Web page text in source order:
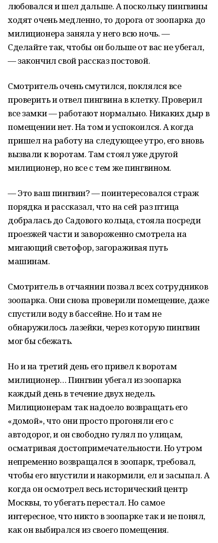
любовался и шел дальше. А поскольку пингвины
ходят очень медленно, то дорога от зоопарка до
милиционера заняла у него всю ночь. —
Сделайте так, чтобы он больше от вас не убегал,
— закончил свой рассказ постовой.
Смотритель очень смутился, поклялся все
проверить и отвел пингвина в клетку. Проверил
все замки — работают нормально. Никаких дыр в
помещении нет. На том и успокоился. А когда
пришел на работу на следующее утро, его вновь
вызвали к воротам. Там стоял уже другой
милиционер, но все с тем же пингвином.
— Это ваш пингвин? — поинтересовался страж
порядка и рассказал, что на сей раз птица
добралась до Садового кольца, стояла посреди
проезжей части и завороженно смотрела на
мигающий светофор, загораживая путь
машинам.
Смотритель в отчаянии позвал всех сотрудников
зоопарка. Они снова проверили помещение, даже
спустили воду в бассейне. Но и там не
обнаружилось лазейки, через которую пингвин
мог бы сбежать.
Но и на третий день его привел к воротам
милиционер… Пингвин убегал из зоопарка
каждый день в течение двух недель.
Милиционерам так надоело возвращать его
«домой», что они просто прогоняли его с
автодорог, и он свободно гулял по улицам,
осматривая достопримечательности. Но утром
непременно возвращался в зоопарк, требовал,
чтобы его впустили и накормили, ел и засыпал. А
когда он осмотрел весь исторический центр
Москвы, то убегать перестал. Но самое
интересное, что никто в зоопарке так и не понял,
как он выбирался из своего помещения.